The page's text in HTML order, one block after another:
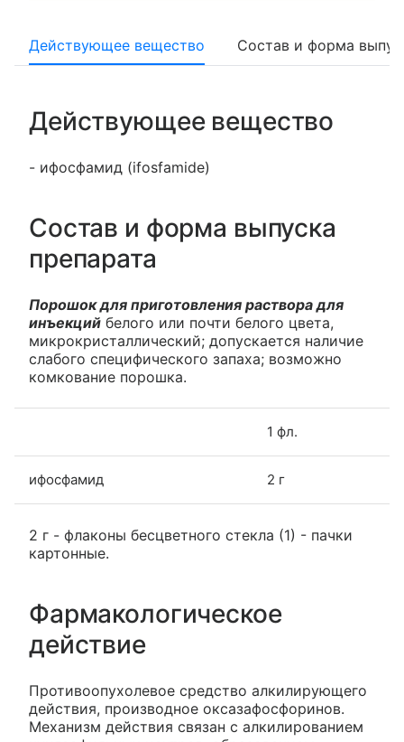
Действующее вещество Состав и форма
Действующее вещество
- ифосфамид (ifosfamide)
Состав и форма выпуска
препарата
Порошок для приготовления раствора для
инъекций белого или почти белого цвета,
микрокристаллический; допускается наличие
слабого специфического запаха; возможно
комкование порошка.
1 фл.
ифосфамид 2 г
2 г - флаконы бесцветного стекла (1) - пачки
картонные.
Фармакологическое
действие
Противоопухолевое средство алкилирующего
действия, производное оксазафосфоринов.
Механизм действия связан с алкилированием